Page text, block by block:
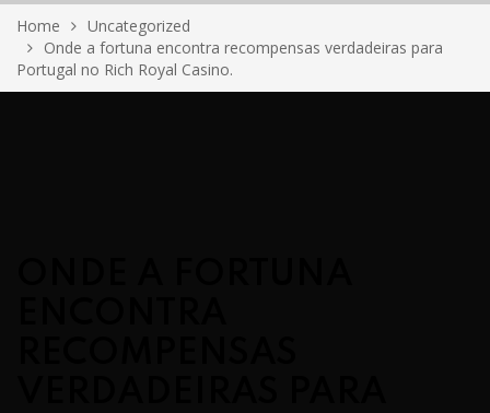
Home
Uncategorized
Onde a fortuna encontra recompensas verdadeiras para
Portugal no Rich Royal Casino.